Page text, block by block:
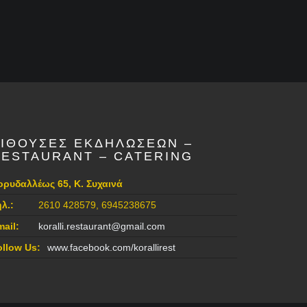
ΕΚΔΗΛΩΣΕΩΝ –
– CATERING
65, Κ. Συχαινά
2610 428579, 6945238675
koralli.restaurant@gmail.com
Us:
www.facebook.com/korallirest